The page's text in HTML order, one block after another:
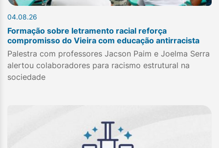
04.08.26
Formação sobre letramento racial reforça
compromisso do Vieira com educação antirracista
Palestra com professores Jacson Paim e Joelma Serra
alertou colaboradores para racismo estrutural na
sociedade